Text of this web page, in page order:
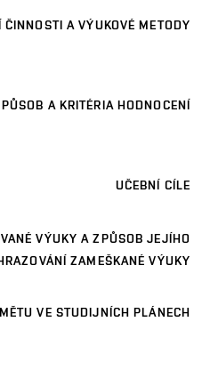
A VÝUKOVÉ METODY
A KRITÉRIA HODNOCENÍ
UČEBNÍ CÍLE
VÝUKY A ZPŮSOB JEJÍHO
ZAMEŠKANÉ VÝUKY
VE STUDIJNÍCH PLÁNECH